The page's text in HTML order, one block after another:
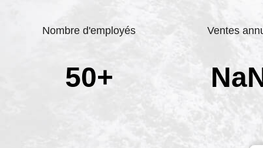
Nombre d'employés
50+
Ventes